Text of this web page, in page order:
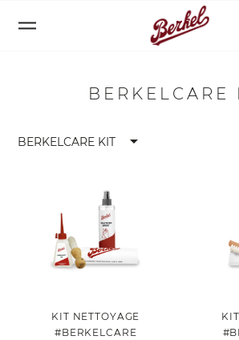
BERKELCARE
BERKELCARE KIT arrow_drop_down
KIT NETTOYAGE
#BERKELCARE